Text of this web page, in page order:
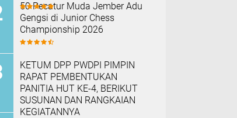
50 Pecatur Muda Jember Adu
Gengsi di Junior Chess
Championship 2026
KETUM DPP PWDPI PIMPIN
RAPAT PEMBENTUKAN
PANITIA HUT KE-4, BERIKUT
SUSUNAN DAN RANGKAIAN
KEGIATANNYA